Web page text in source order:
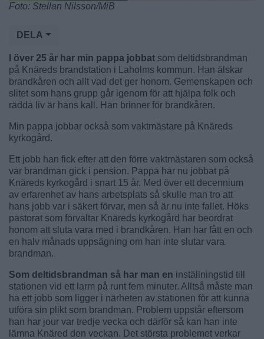
Foto: Stellan Nilsson/MiB
DELA
I över 25 år har min pappa jobbat som deltidsbrandman
på Knäreds brandstation i Laholms kommun. Han älskar
brandkåren och allt vad det ger honom. Gemenskapen och
slitet som hans grupp går igenom för att hjälpa folk och
rädda liv är hans kall. Han brinner för brandkåren.
Min pappa jobbar också som vaktmästare på Knäreds
kyrkogård.
Ett jobb han fick efter att den förre vaktmästaren som också
var brandman gick i pension. Pappa har nu jobbat på
Knäreds kyrkogård i snart 15 år. Med över ett decennium
av erfarenhet av hans arbetsplats så skulle man tro att
hans jobb var i säkert förvar, men så är nu inte fallet. Höks
pastorat som förvaltar Knäreds kyrkogård har beordrat
honom att sluta vara med i brandkåren. Han har fått en och
en halv månads uppsägning om han inte slutar vara
brandman.
Som deltidsbrandman så har man en inställningstid till
stationen vid ett larm på runt fem minuter. Alltså måste man
ha ett jobb som ligger i närheten av stationen för att kunna
utföra sin plikt som brandman. Problem uppstår eftersom
han har jour var tredje vecka och därför så kan han inte
lämna Knäred den veckan. Det största problemet verkar